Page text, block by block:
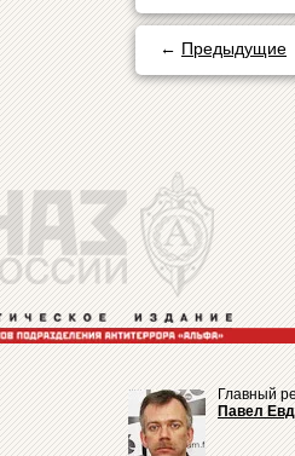
← Предыдущие
Главный
Павел